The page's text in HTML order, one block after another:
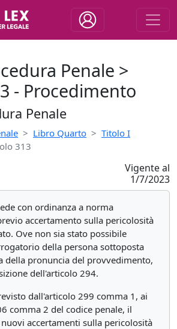
Penale >
- Procedimento
Penale
Libro Quarto
Titolo I
313
Vigente al
1/7/2023
con ordinanza a norma
accertamento sulla pericolosità
Ove non sia stato possibile
della persona sottoposta
della pronuncia del provvedimento,
dell'articolo 294.
dall'articolo 299 comma 1, ai
comma 2 del codice penale, il
accertamenti sulla pericolosità